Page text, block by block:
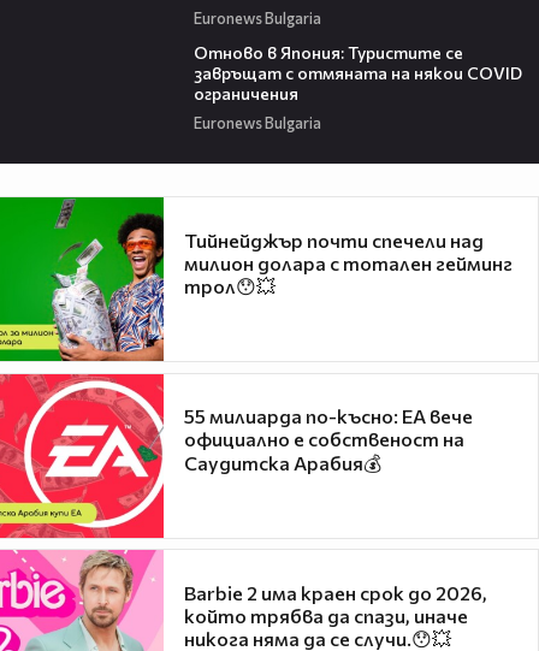
Euronews Bulgaria
Отново в Япония: Туристите се
завръщат с отмяната на някои COVID
ограничения
Euronews Bulgaria
Тийнейджър почти спечели над
милион долара с тотален гейминг
трол😯💥
55 милиарда по-късно: EA вече
официално е собственост на
Саудитска Арабия💰
Barbie 2 има краен срок до 2026,
който трябва да спази, иначе
никога няма да се случи.😯💥